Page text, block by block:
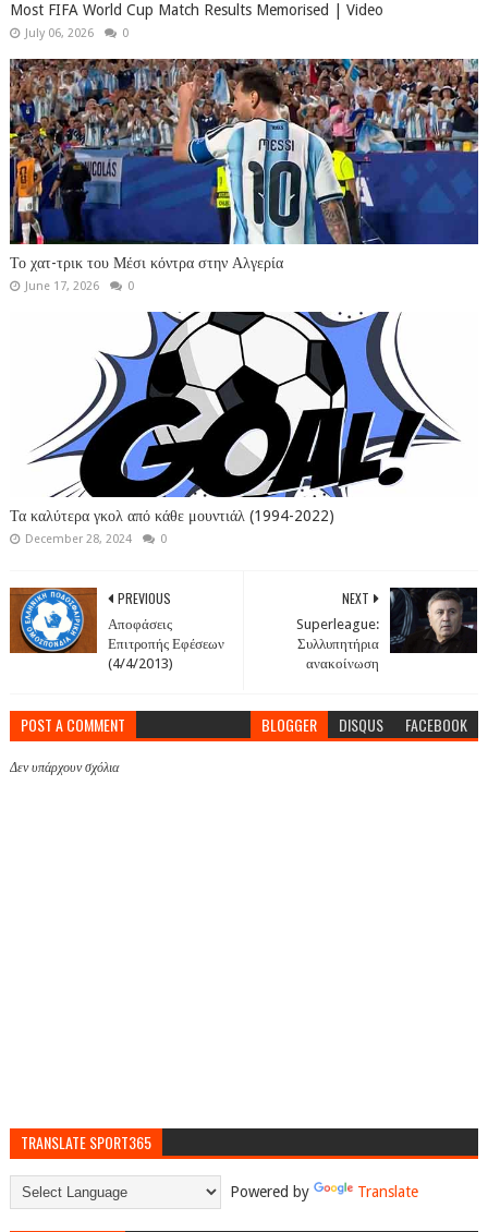
Most FIFA World Cup Match Results Memorised | Video
July 06, 2026 0
Το χατ-τρικ του Μέσι κόντρα στην Αλγερία
June 17, 2026 0
Τα καλύτερα γκολ από κάθε μουντιάλ (1994-2022)
December 28, 2024 0
NEXT
Superleague:
Συλλυπητήρια
ανακοίνωση
PREVIOUS
Αποφάσεις
Επιτροπής Εφέσεων
(4/4/2013)
POST A COMMENT BLOGGER DISQUS FACEBOOK
Δεν υπάρχουν σχόλια
TRANSLATE SPORT365
Powered by Translate